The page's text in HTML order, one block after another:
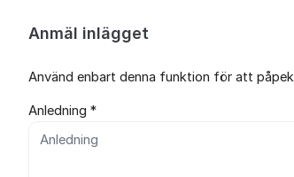
Anmäl inlägget
Använd enbart denna funktion för att
Anledning *